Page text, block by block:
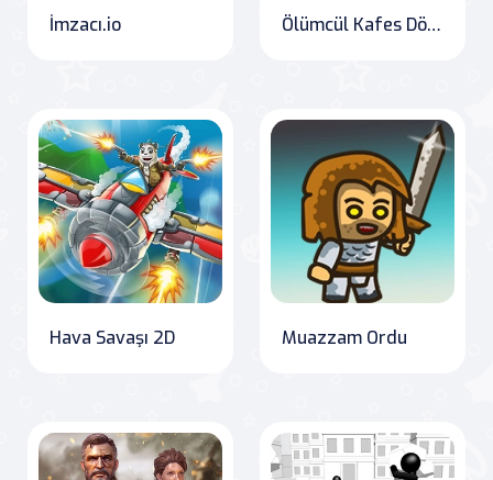
İmzacı.io Ölümcül Kafes Dövüşçüsü
Hava Savaşı 2D Muazzam Ordu